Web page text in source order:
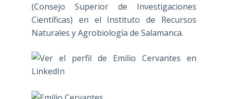
(Consejo Superior de Investigaciones
Científicas) en el Instituto de Recursos
Naturales y Agrobiología de Salamanca.